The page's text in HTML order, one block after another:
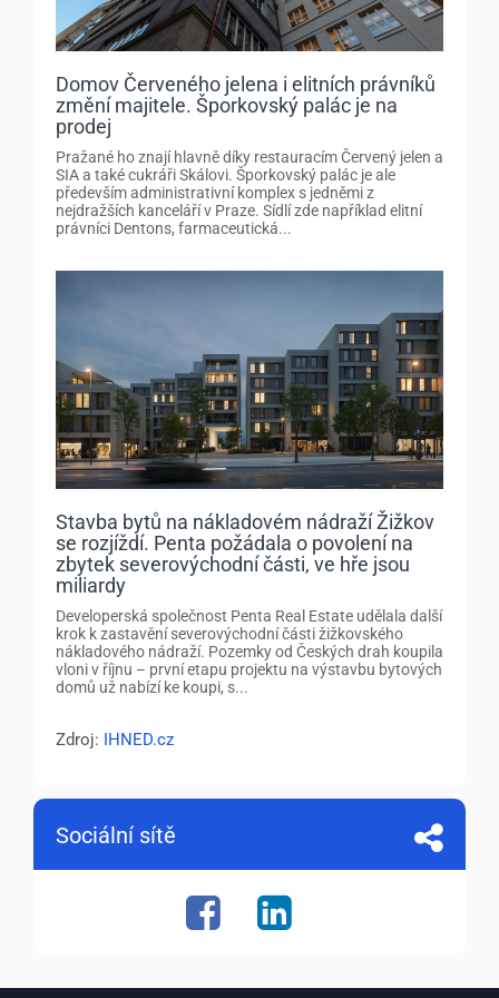
Domov Červeného jelena i elitních právníků
změní majitele. Šporkovský palác je na
prodej
Pražané ho znají hlavně díky restauracím Červený jelen a
SIA a také cukráři Skálovi. Šporkovský palác je ale
především administrativní komplex s jedněmi z
nejdražších kanceláří v Praze. Sídlí zde například elitní
právníci Dentons, farmaceutická...
Stavba bytů na nákladovém nádraží Žižkov
se rozjíždí. Penta požádala o povolení na
zbytek severovýchodní části, ve hře jsou
miliardy
Developerská společnost Penta Real Estate udělala další
krok k zastavění severovýchodní části žižkovského
nákladového nádraží. Pozemky od Českých drah koupila
vloni v říjnu – první etapu projektu na výstavbu bytových
domů už nabízí ke koupi, s...
Zdroj: IHNED.cz
Sociální sítě